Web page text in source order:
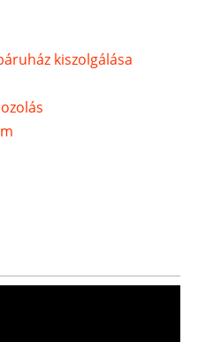
kiszolgálása